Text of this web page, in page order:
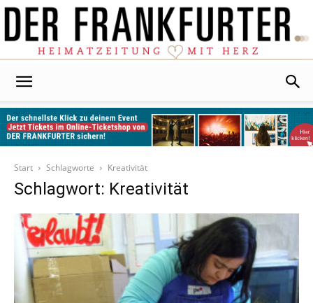
Start
Schlagworte Kreativität
Schlagwort: Kreativität